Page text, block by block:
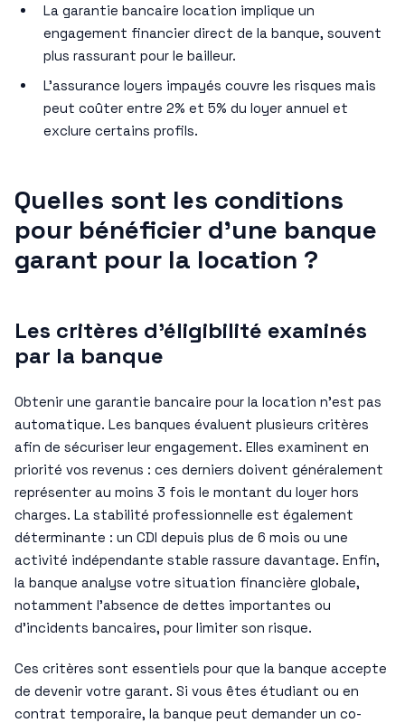
La garantie bancaire location implique un
engagement financier direct de la banque, souvent
plus rassurant pour le bailleur.
L’assurance loyers impayés couvre les risques mais
peut coûter entre 2% et 5% du loyer annuel et
exclure certains profils.
Quelles sont les conditions
pour bénéficier d’une banque
garant pour la location ?
Les critères d’éligibilité examinés
par la banque
Obtenir une garantie bancaire pour la location n’est pas
automatique. Les banques évaluent plusieurs critères
afin de sécuriser leur engagement. Elles examinent en
priorité vos revenus : ces derniers doivent généralement
représenter au moins 3 fois le montant du loyer hors
charges. La stabilité professionnelle est également
déterminante : un CDI depuis plus de 6 mois ou une
activité indépendante stable rassure davantage. Enfin,
la banque analyse votre situation financière globale,
notamment l’absence de dettes importantes ou
d’incidents bancaires, pour limiter son risque.
Ces critères sont essentiels pour que la banque accepte
de devenir votre garant. Si vous êtes étudiant ou en
contrat temporaire, la banque peut demander un co-